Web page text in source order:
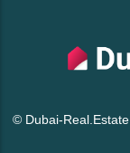
© Dubai-